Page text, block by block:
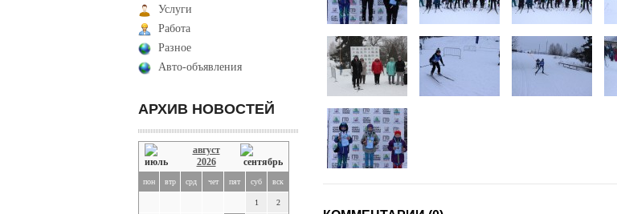
Услуги
Работа
Разное
Авто-объявления
АРХИВ НОВОСТЕЙ
август
2026
пон втр срд чет пят суб вск
1 2